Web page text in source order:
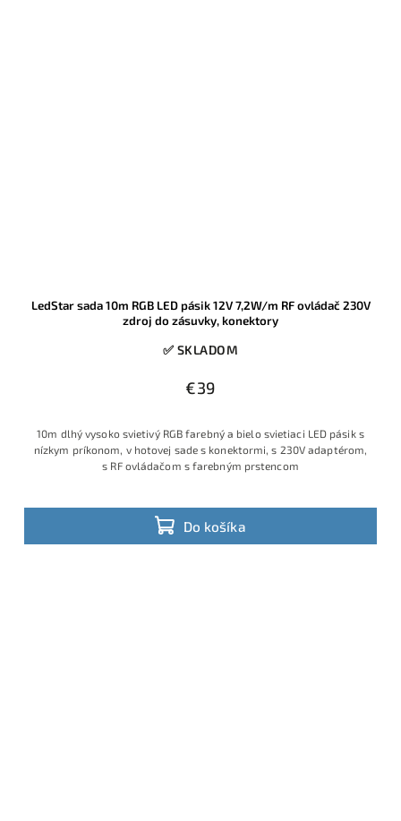
LedStar sada 10m RGB LED pásik 12V 7,2W/m RF ovládač 230V
zdroj do zásuvky, konektory
✅ SKLADOM
€39
Do košíka
10m dlhý vysoko svietivý RGB farebný a bielo svietiaci LED pásik s
nízkym príkonom, v hotovej sade s konektormi, s 230V adaptérom,
s RF ovládačom s farebným prstencom